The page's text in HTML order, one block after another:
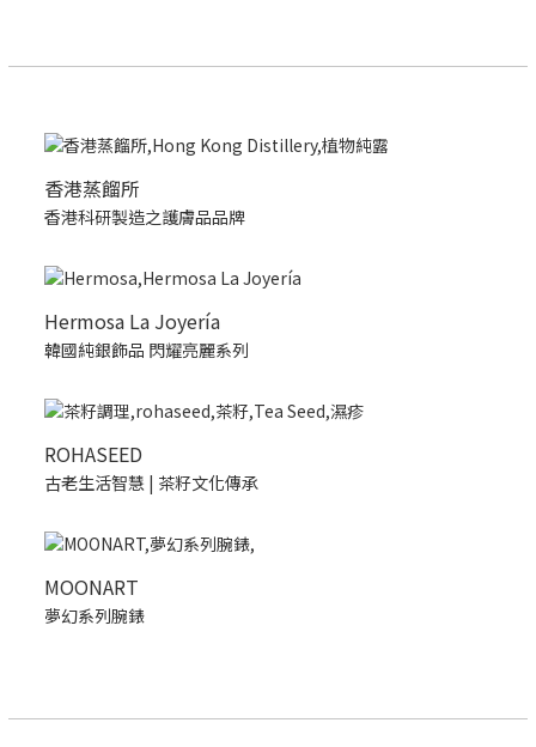
香港蒸餾所
香港科研製造之護膚品品牌
Hermosa La Joyería
韓國純銀飾品 閃耀亮麗系列
ROHASEED
古老生活智慧 | 茶籽文化傳承
MOONART
夢幻系列腕錶